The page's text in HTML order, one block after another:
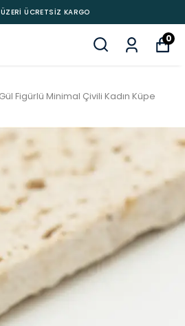
ÜCRETSİZ KARGO
0
Figürlü Minimal Çivili Kadın Küpe